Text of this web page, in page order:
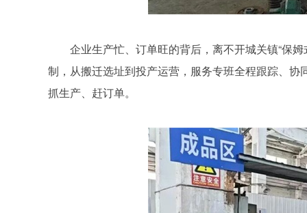
企业生产忙、订单旺的背后，离不开城关镇“保
制，从搬迁选址到投产运营，服务专班全程跟踪、
抓生产、赶订单。